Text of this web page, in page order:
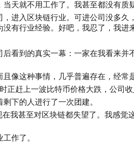
天就不用工作了。我甚至都没有质
进入区块链行业。可进公司没多久，
有行业经验。好吧，我忍了，我进
看到的真实一幕：一家在我看来
像这种事情，几乎普遍存在，经常
正赶上一波比特币价格大跌，公司
下的人进行了一次团建。
我甚至对区块链都失望了。我感
作了。